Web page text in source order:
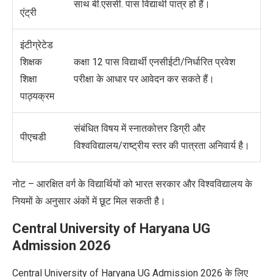
एंट्री
साथ बी.एससी. पास विद्यार्थी पात्र हो हैं।
इंटीग्रेटेड
शिक्षक
शिक्षा
पाठ्यक्रम
कक्षा 12 पास विद्यार्थी एनसीईटी/निर्धारित प्रवेश
परीक्षा के आधार पर आवेदन कर सकते हैं।
पीएचडी
संबंधित विषय में स्नातकोत्तर डिग्री और
विश्वविद्यालय/राष्ट्रीय स्तर की पात्रता अनिवार्यहै।
नोट – आरक्षित वर्ग के विद्यार्थियों को भारत सरकार और विश्वविद्यालय के
नियमों के अनुसार अंकों में छूट मिल सकती है।
Central University of Haryana UG
Admission 2026
Central University of Haryana UG Admission 2026 के लिए